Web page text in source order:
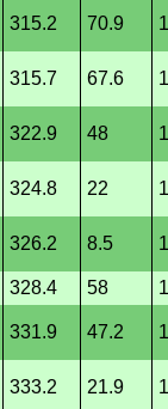
315.2 70.9
315.7 67.6
322.9 48
324.8 22
326.2 8.5
328.4 58
331.9 47.2
333.2 21.9